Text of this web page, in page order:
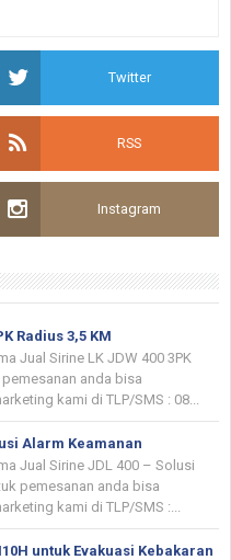
Twitter
RSS
Instagram
Radius 3,5 KM
Jual Sirine LK JDW 400 3PK
anda bisa
kami di TLP/SMS : 08...
Alarm Keamanan
Jual Sirine JDL 400 – Solusi
pemesanan anda bisa
kami di TLP/SMS :...
untuk Evakuasi Kebakaran